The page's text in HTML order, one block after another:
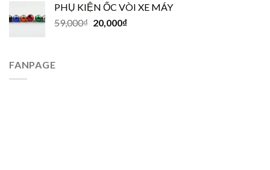
PHỤ KIỆN ỐC VÒI XE MÁY
59,000₫ 20,000₫
FANPAGE